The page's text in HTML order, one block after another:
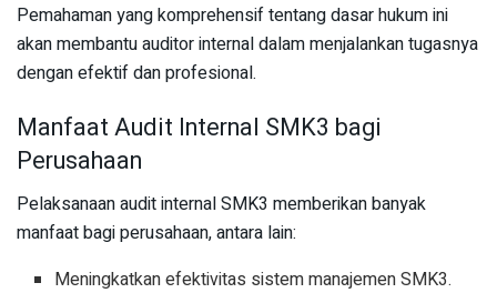
Pemahaman yang komprehensif tentang dasar hukum ini
akan membantu auditor internal dalam menjalankan tugasnya
dengan efektif dan profesional.
Manfaat Audit Internal SMK3 bagi
Perusahaan
Pelaksanaan audit internal SMK3 memberikan banyak
manfaat bagi perusahaan, antara lain:
Meningkatkan efektivitas sistem manajemen SMK3.